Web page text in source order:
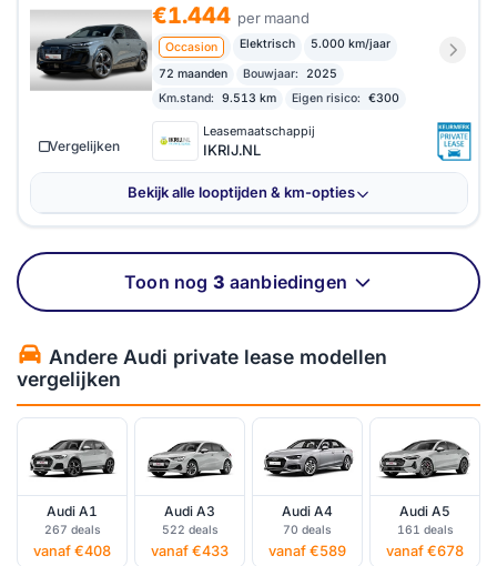
€1.444 per maand
Occasion Elektrisch 5.000 km/jaar
72 maanden Bouwjaar:
2025
Km.stand:
9.513 km Eigen risico: €300
Leasemaatschappij
IKRIJ.NL
Vergelijken
Bekijk alle looptijden & km-opties
Toon nog 3 aanbiedingen
Andere Audi private lease modellen
vergelijken
Audi A1
267 deals
vanaf €408
Audi A3
522 deals
vanaf €433
Audi A4
70 deals
vanaf €589
Audi A5
161 deals
vanaf €678